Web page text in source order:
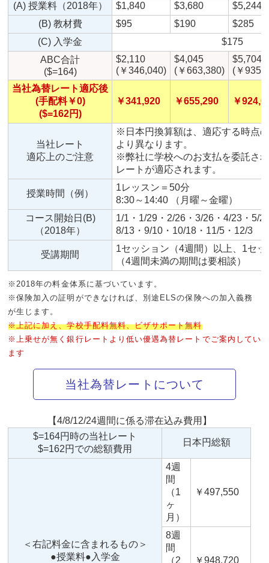
(A) 授業料（2018年）
$1,840 $3,680
$5,244
(B) 教材費
$95 $190
$285
(C) 入学金
$175
ABC合計
($=164)
$2,110
(￥346,040)
$4,045
(￥663,380)
$5,704
(￥
当社為替レート適応後
(手配料￥0)
($=162円)
￥341,920 ￥655,290 ￥
当社レート
適応上のご注意
※日本円換算額は、適応する時点
より異なります。
※弊社に学校へのお支払を委託さ
レートが適応されます。
授業時間（例）
1レッスン＝50分
8:30～14:40 （月曜～金曜）
コース開始日(B)
（2018年）
1/1・1/29・2/26・3/26・4/23・5/
8/13・9/10・10/18・11/5・12/3
受講期間
1セッション（4週間）以上、1セ
（4週間未満の期間は要相談）
※2018年の料金体系に基づいています。
※保険加入の証明ができなければ、別途ELSの保険への加入義務
が生じます。
※上記に加え、学校手配料無料、ビザサポート無料
※上乗せが無く銀行レートより低い優遇為替レートでご案内してい
ます
当社為替レートについて
【4/8/12/24週間に係る滞在込み費用】
$=164円時の当社レート
$=162円での総額費用
日本円総額
＜右記料金に含まれるもの＞
●授業料●入学金
4週
間
（1
ヶ
月）
￥497,550
8週
間
（2
￥948,720